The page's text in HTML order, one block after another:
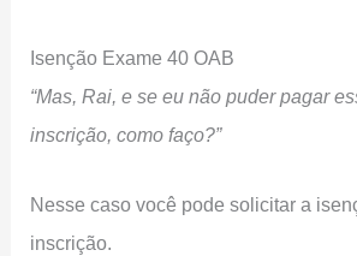
Isenção Exame 40 OAB
“Mas, Rai, e se eu não puder pagar
inscrição, como faço?”
Nesse caso você pode solicitar a
inscrição.